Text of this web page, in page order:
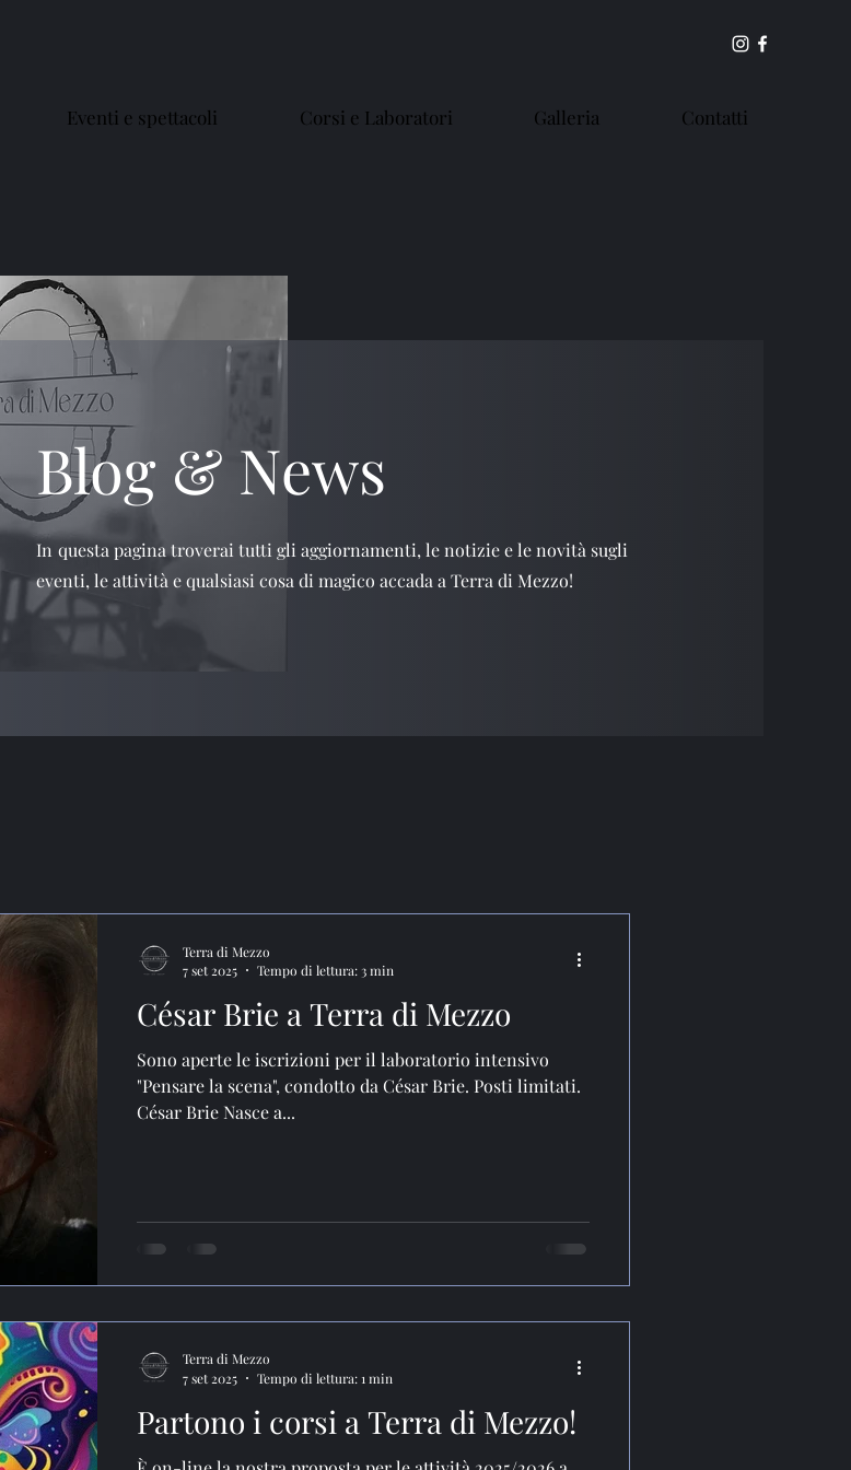
Eventi e spettacoli Corsi e Laboratori Galleria Contatti
Blog & News
In questa pagina troverai tutti gli aggiornamenti, le notizie e le novità sugli
eventi, le attività e qualsiasi cosa di magico accada a Terra di Mezzo!
César Brie a Terra di Mezzo
Sono aperte le iscrizioni per il laboratorio intensivo
"Pensare la scena", condotto da César Brie. Posti limitati.
César Brie Nasce a...
Terra di Mezzo
7 set 2025
Tempo di lettura: 3 min
Partono i corsi a Terra di Mezzo!
Terra di Mezzo
7 set 2025
Tempo di lettura: 1 min